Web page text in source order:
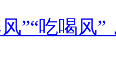
”“吃喝风